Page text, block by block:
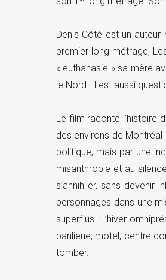
Denis Côté est un auteur
premier long métrage,
« euthanasie » sa mère
le Nord. Il est aussi
Le film raconte l’histoire
des environs de
politique, mais par une
misanthropie et au
s’annihiler, sans
personnages dans une
superflus : l’hiver
banlieue, motel, centre
tomber.